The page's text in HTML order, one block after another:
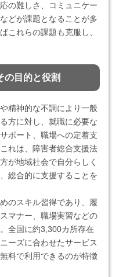
の難しさ、コミュニケー
どが課題となることが多
これらの課題も克服し、
の目的と役割
精神的な不調により一般
方に対し、就職に必要な
ポート、職場への定着支
れは、障害者総合支援法
が地域社会で自分らしく
総合的に支援することを
のスキル習得であり、履
マナー、職場実習などの
全国に約3,300カ所存在
ーズに合わせたサービス
料で利用できるのが特徴